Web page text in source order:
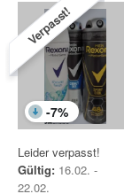
Verpasst!
-7%
Leider verpasst!
Gültig: 16.02. -
22.02.